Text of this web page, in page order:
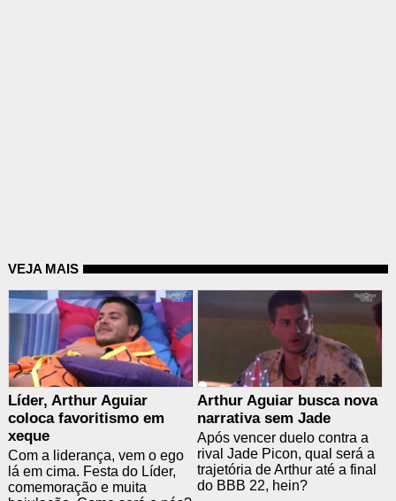
VEJA MAIS
Líder, Arthur Aguiar
coloca favoritismo em
xeque
Com a liderança, vem o ego
lá em cima. Festa do Líder,
comemoração e muita
Arthur Aguiar busca nova
narrativa sem Jade
Após vencer duelo contra a
rival Jade Picon, qual será a
trajetória de Arthur até a final
do BBB 22, hein?